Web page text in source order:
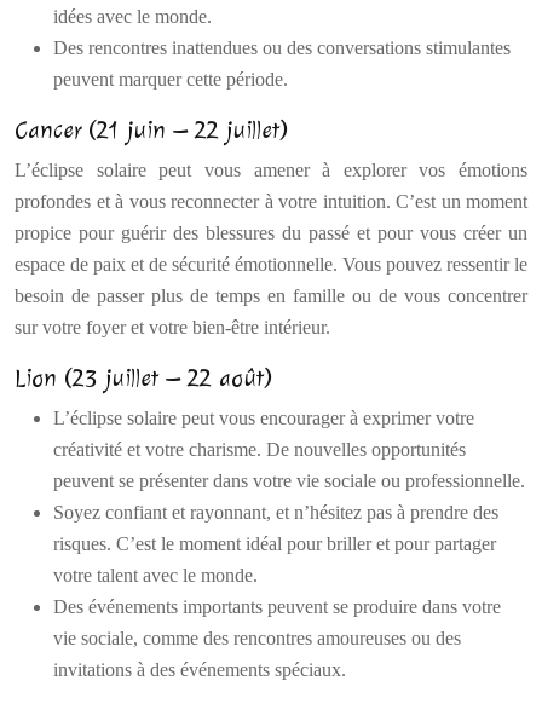
idées avec le monde.
Des rencontres inattendues ou des conversations stimulantes
peuvent marquer cette période.
Cancer (21 juin – 22 juillet)
L’éclipse solaire peut vous amener à explorer vos émotions
profondes et à vous reconnecter à votre intuition. C’est un moment
propice pour guérir des blessures du passé et pour vous créer un
espace de paix et de sécurité émotionnelle. Vous pouvez ressentir le
besoin de passer plus de temps en famille ou de vous concentrer
sur votre foyer et votre bien-être intérieur.
Lion (23 juillet – 22 août)
L’éclipse solaire peut vous encourager à exprimer votre
créativité et votre charisme. De nouvelles opportunités
peuvent se présenter dans votre vie sociale ou professionnelle.
Soyez confiant et rayonnant, et n’hésitez pas à prendre des
risques. C’est le moment idéal pour briller et pour partager
votre talent avec le monde.
Des événements importants peuvent se produire dans votre
vie sociale, comme des rencontres amoureuses ou des
invitations à des événements spéciaux.